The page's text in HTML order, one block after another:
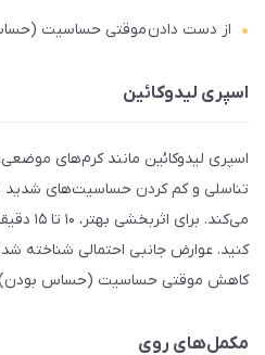
از دست دادن موقتی حساسیت
اسپری لیدوکائین
اسپری لیدوکائین مانند کرم‌های
تناسلی و کم کردن حساسیت‌های شدید
می‌کند.
کنید. عوارض جانبی احتمالی شناخته
کاهش موقتی حساسیت (حساس
مکمل‌های روی